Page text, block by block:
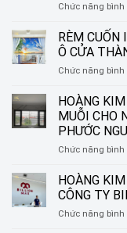
Chức năng bình
RÈM CUỐN
Ô CỬA
Chức năng bình
HOÀNG
MUỖI CHO
PHƯỚC
Chức năng bình
HOÀNG
CÔNG TY
Chức năng bình